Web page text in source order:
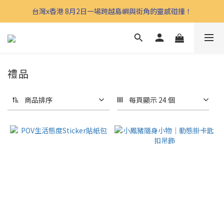
台灣x香港 8月2日一場跨越島嶼與街角的靈感碰撞！
禮品
商品排序 每頁顯示 24 個